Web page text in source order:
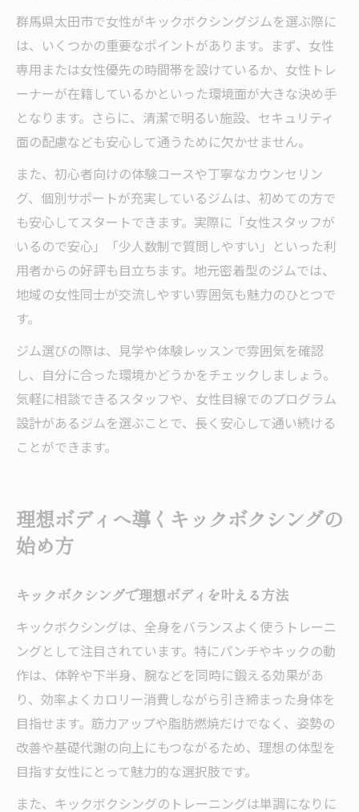
群馬県太田市で女性がキックボクシングジムを選ぶ際に
は、いくつかの重要なポイントがあります。まず、女性
専用または女性優先の時間帯を設けているか、女性トレ
ーナーが在籍しているかといった環境面が大きな決め手
となります。さらに、清潔で明るい施設、セキュリティ
面の配慮なども安心して通うために欠かせません。
また、初心者向けの体験コースや丁寧なカウンセリン
グ、個別サポートが充実しているジムは、初めての方で
も安心してスタートできます。実際に「女性スタッフが
いるので安心」「少人数制で質問しやすい」といった利
用者からの好評も目立ちます。地元密着型のジムでは、
地域の女性同士が交流しやすい雰囲気も魅力のひとつで
す。
ジム選びの際は、見学や体験レッスンで雰囲気を確認
し、自分に合った環境かどうかをチェックしましょう。
気軽に相談できるスタッフや、女性目線でのプログラム
設計があるジムを選ぶことで、長く安心して通い続ける
ことができます。
理想ボディへ導くキックボクシングの
始め方
キックボクシングで理想ボディを叶える方法
キックボクシングは、全身をバランスよく使うトレーニ
ングとして注目されています。特にパンチやキックの動
作は、体幹や下半身、腕などを同時に鍛える効果があ
り、効率よくカロリー消費しながら引き締まった身体を
目指せます。筋力アップや脂肪燃焼だけでなく、姿勢の
改善や基礎代謝の向上にもつながるため、理想の体型を
目指す女性にとって魅力的な選択肢です。
また、キックボクシングのトレーニングは単調になりに